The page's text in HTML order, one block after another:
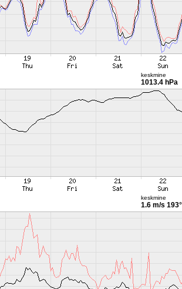
keskmine
1013.4 hPa
keskmine
1.6 m/s 193°